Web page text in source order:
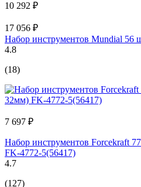
10 292 ₽
17 056 ₽
Набор инструментов Mundial 56
4.8
(18)
7 697 ₽
Набор инструментов Forcekraft
FK-4772-5(56417)
4.7
(127)